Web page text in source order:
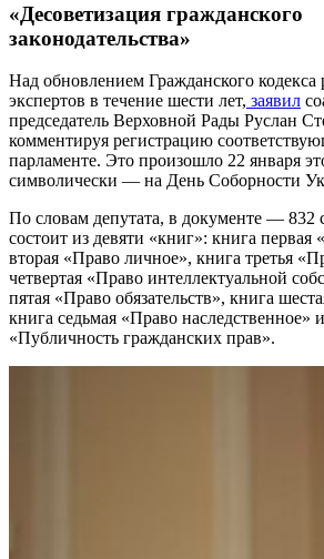
«Десоветизация гражданского
законодательства»
Над обновлением Гражданского кодекса
экспертов в течение шести лет, заявил
председатель Верховной Рады Руслан
комментируя регистрацию
парламенте. Это произошло 22 января
символически — на День Соборности
По словам депутата, в документе — 832
состоит из девяти «книг»: книга первая
вторая «Право личное», книга третья
четвертая «Право интеллектуальной
пятая «Право обязательств», книга
книга седьмая «Право наследственное»
«Публичность гражданских прав».